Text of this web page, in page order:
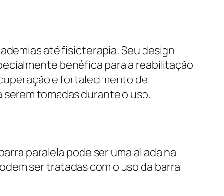
até fisioterapia. Seu design
benéfica para a reabilitação
e fortalecimento de
tomadas durante o uso.
paralela pode ser uma aliada na
ser tratadas com o uso da barra